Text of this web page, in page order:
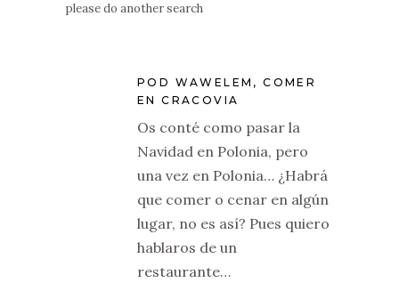
please do another search
POD WAWELEM, COMER
EN CRACOVIA
Os conté como pasar la
Navidad en Polonia, pero
una vez en Polonia… ¿Habrá
que comer o cenar en algún
lugar, no es así? Pues quiero
hablaros de un
restaurante…